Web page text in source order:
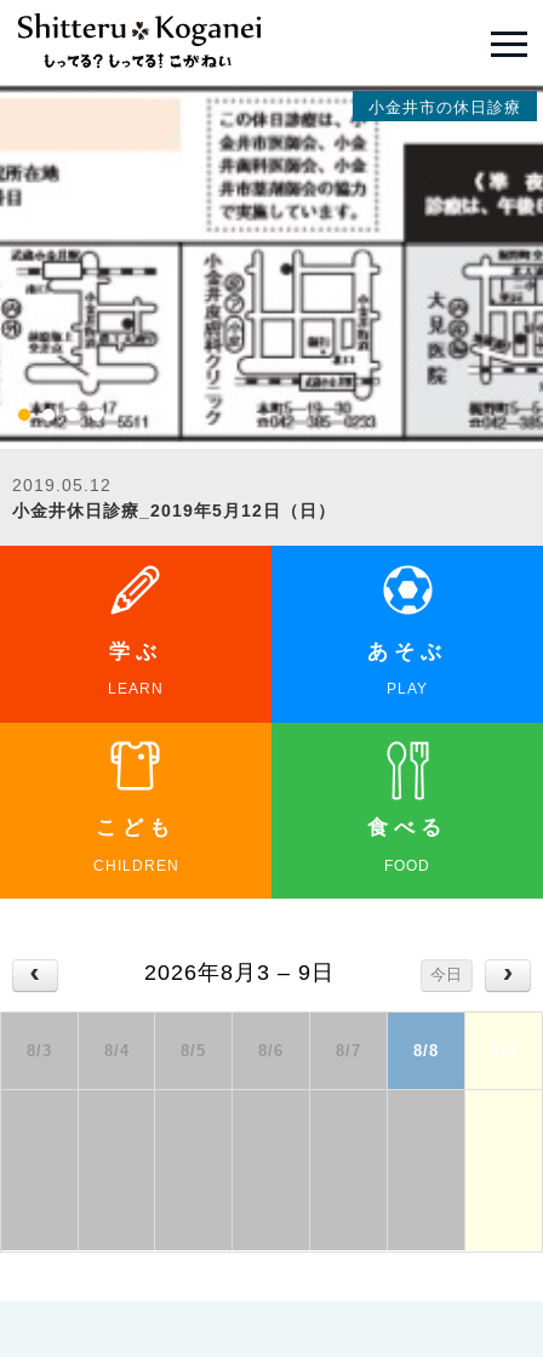
小金井市の休日診療
2019.05.12
小金井休日診療_2019年5月12日（日）
学ぶ
LEARN
あそぶ
PLAY
こども
CHILDREN
食べる
FOOD
今日
2026年8月3 – 9日
8/3 8/4 8/5 8/6 8/7 8/8 8/9